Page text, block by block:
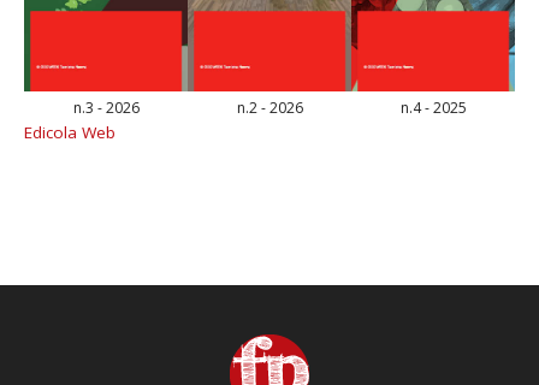
n.3 - 2026 n.2 - 2026 n.4 - 2025
Edicola Web